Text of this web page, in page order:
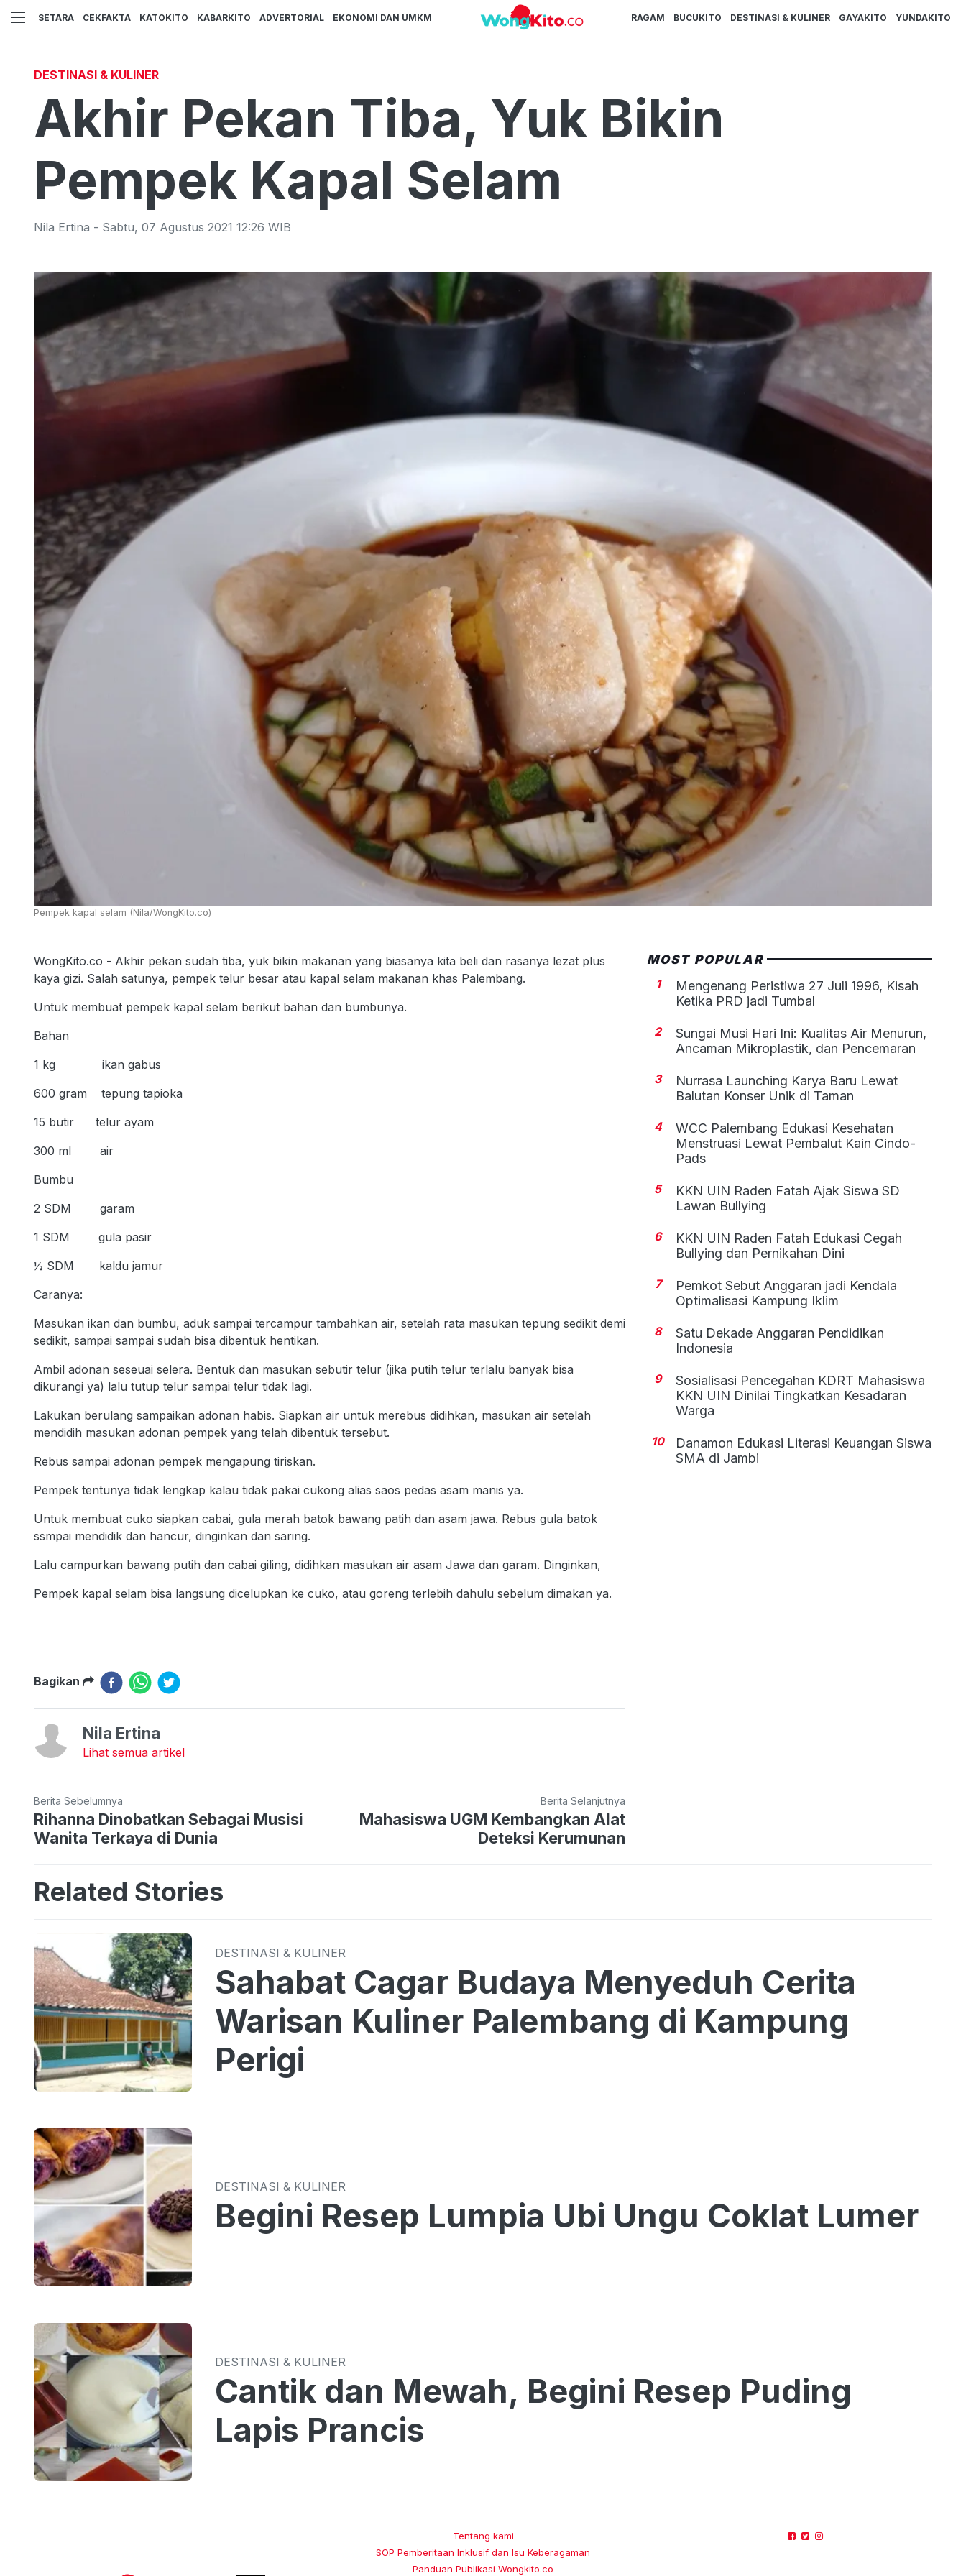
SETARA CEKFAKTA KATOKITO KABARKITO ADVERTORIAL EKONOMI DAN UMKM RAGAM BUCUKITO DESTINASI & KULINER GAYAKITO YUNDAKITO
DESTINASI & KULINER
Akhir Pekan Tiba, Yuk Bikin
Pempek Kapal Selam
Nila Ertina - Sabtu, 07 Agustus 2021 12:26 WIB
Pempek kapal selam (Nila/WongKito.co)
WongKito.co - Akhir pekan sudah tiba, yuk bikin makanan yang biasanya kita beli dan rasanya lezat plus
kaya gizi. Salah satunya, pempek telur besar atau kapal selam makanan khas Palembang.
Untuk membuat pempek kapal selam berikut bahan dan bumbunya.
Bahan
1 kg ikan gabus
600 gram tepung tapioka
15 butir telur ayam
300 ml air
Bumbu
2 SDM garam
1 SDM gula pasir
½ SDM kaldu jamur
Caranya:
Masukan ikan dan bumbu, aduk sampai tercampur tambahkan air, setelah rata masukan tepung sedikit demi
sedikit, sampai sampai sudah bisa dibentuk hentikan.
Ambil adonan seseuai selera. Bentuk dan masukan sebutir telur (jika putih telur terlalu banyak bisa
dikurangi ya) lalu tutup telur sampai telur tidak lagi.
Lakukan berulang sampaikan adonan habis. Siapkan air untuk merebus didihkan, masukan air setelah
mendidih masukan adonan pempek yang telah dibentuk tersebut.
Rebus sampai adonan pempek mengapung tiriskan.
Pempek tentunya tidak lengkap kalau tidak pakai cukong alias saos pedas asam manis ya.
Untuk membuat cuko siapkan cabai, gula merah batok bawang patih dan asam jawa. Rebus gula batok
ssmpai mendidik dan hancur, dinginkan dan saring.
Lalu campurkan bawang putih dan cabai giling, didihkan masukan air asam Jawa dan garam. Dinginkan,
Pempek kapal selam bisa langsung dicelupkan ke cuko, atau goreng terlebih dahulu sebelum dimakan ya.
Bagikan
Nila Ertina
Lihat semua artikel
Berita Sebelumnya
Rihanna Dinobatkan Sebagai Musisi
Wanita Terkaya di Dunia
Berita Selanjutnya
Mahasiswa UGM Kembangkan Alat
Deteksi Kerumunan
MOST POPULAR
1
Mengenang Peristiwa 27 Juli 1996, Kisah
Ketika PRD jadi Tumbal
2
Sungai Musi Hari Ini: Kualitas Air Menurun,
Ancaman Mikroplastik, dan Pencemaran
3
Nurrasa Launching Karya Baru Lewat
Balutan Konser Unik di Taman
4
WCC Palembang Edukasi Kesehatan
Menstruasi Lewat Pembalut Kain Cindo-
Pads
5
KKN UIN Raden Fatah Ajak Siswa SD
Lawan Bullying
6
KKN UIN Raden Fatah Edukasi Cegah
Bullying dan Pernikahan Dini
7
Pemkot Sebut Anggaran jadi Kendala
Optimalisasi Kampung Iklim
8
Satu Dekade Anggaran Pendidikan
Indonesia
9
Sosialisasi Pencegahan KDRT Mahasiswa
KKN UIN Dinilai Tingkatkan Kesadaran
Warga
10
Danamon Edukasi Literasi Keuangan Siswa
SMA di Jambi
Related Stories
DESTINASI & KULINER
Sahabat Cagar Budaya Menyeduh Cerita
Warisan Kuliner Palembang di Kampung
Perigi
DESTINASI & KULINER
Begini Resep Lumpia Ubi Ungu Coklat Lumer
DESTINASI & KULINER
Cantik dan Mewah, Begini Resep Puding
Lapis Prancis
Tentang kami
SOP Pemberitaan Inklusif dan Isu Keberagaman
Panduan Publikasi Wongkito.co